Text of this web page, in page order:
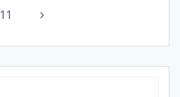
Page
11